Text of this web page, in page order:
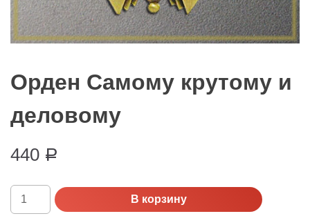
Орден Самому крутому и
деловому
440 Р
Количество
Орден
В корзину